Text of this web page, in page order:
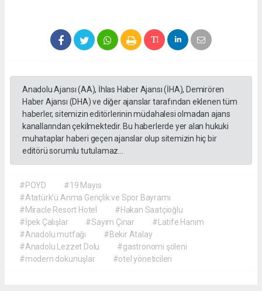
Anadolu Ajansı (AA), İhlas Haber Ajansı (İHA), Demirören
Haber Ajansı (DHA) ve diğer ajanslar tarafından eklenen tüm
haberler, sitemizin editörlerinin müdahalesi olmadan ajans
kanallarından çekilmektedir. Bu haberlerde yer alan hukuki
muhataplar haberi geçen ajanslar olup sitemizin hiç bir
editörü sorumlu tutulamaz...
#POYD
#19 Mayıs
#Atatürk’ü Anma Gençlik ve Spor Bayramı
#Miracle Resort Hotel
#Hakan Saatçioğlu
#İpek Çalışlar
#Sayım Çınar
#Latife Hanım
#Anadolu mutfağı
#Bekir Atalay
#Anadolu Lezzet Dolu
#gastronomi şöleni
#modern dokunuşlar
#otel yöneticileri